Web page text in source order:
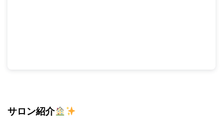
サロン紹介